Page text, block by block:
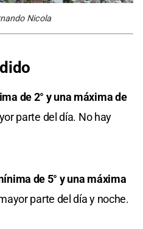
Nicola
de 2° y una máxima de
parte del día. No hay
de 5° y una máxima
parte del día y noche.